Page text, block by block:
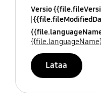
Versio
Lataa